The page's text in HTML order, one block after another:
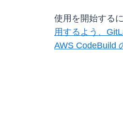
使用を開始するに
用するよう、
AWS CodeBuild